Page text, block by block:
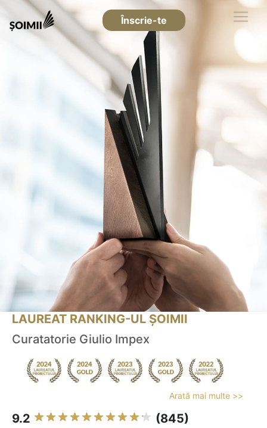
Înscrie-te
LAUREAT RANKING-UL ȘOIMII
Curatatorie Giulio Impex
Arată mai multe >>
9.2 (845)